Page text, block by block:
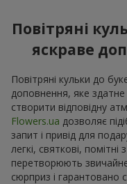
Повітряні
яскраве
Повітряні кульки до
доповнення, яке здатне
створити відповідну
Flowers.ua дозволяє
запит і привід для
легкі, святкові,
перетворюють
сюрприз і гарантовано